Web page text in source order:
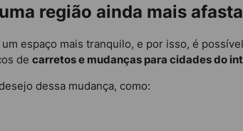
região ainda mais
espaço mais tranquilo, e por isso, é
decarretos e mudanças para cidades do
dessa mudança, como: